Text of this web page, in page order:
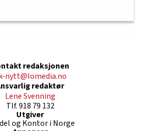
redaksjonen
nytt@lomedia.no
redaktør
Lene Svenning
Tlf. 918 79 132
Utgiver
og Kontor i Norge